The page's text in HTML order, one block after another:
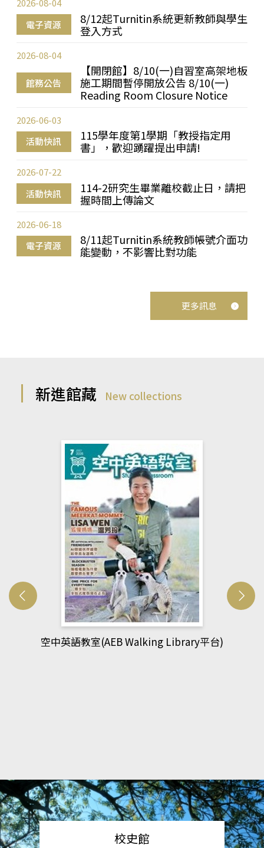
電子資源
8/12起Turnitin系統更新教師與學生
登入方式
2026-08-04
館務公告
【開閉館】8/10(一)自習室高架地板
施工期間暫停開放公告 8/10(一)
Reading Room Closure Notice
2026-08-04
活動快訊
115學年度第1學期「教授指定用
書」，歡迎踴躍提出申請!
2026-06-03
活動快訊
114-2研究生畢業離校截止日，請把
握時間上傳論文
2026-07-22
電子資源
8/11起Turnitin系統教師帳號介面功
能變動，不影響比對功能
2026-06-18
更多訊息
新進館藏 New collections
網管人(kono平台)
校史館